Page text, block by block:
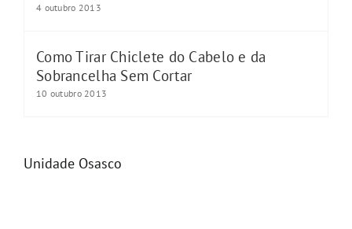
4 outubro 2013
Como Tirar Chiclete do Cabelo e da
Sobrancelha Sem Cortar
10 outubro 2013
Unidade Osasco